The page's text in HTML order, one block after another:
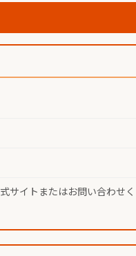
サイトまたはお問い合わせく